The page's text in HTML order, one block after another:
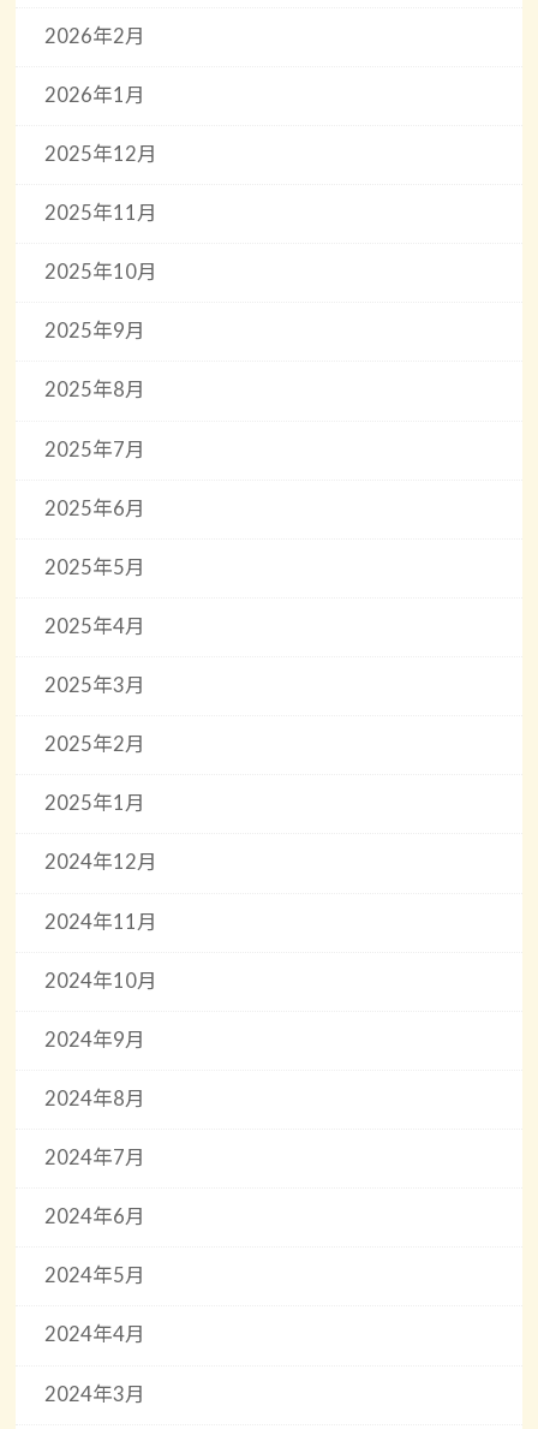
2026年2月
2026年1月
2025年12月
2025年11月
2025年10月
2025年9月
2025年8月
2025年7月
2025年6月
2025年5月
2025年4月
2025年3月
2025年2月
2025年1月
2024年12月
2024年11月
2024年10月
2024年9月
2024年8月
2024年7月
2024年6月
2024年5月
2024年4月
2024年3月